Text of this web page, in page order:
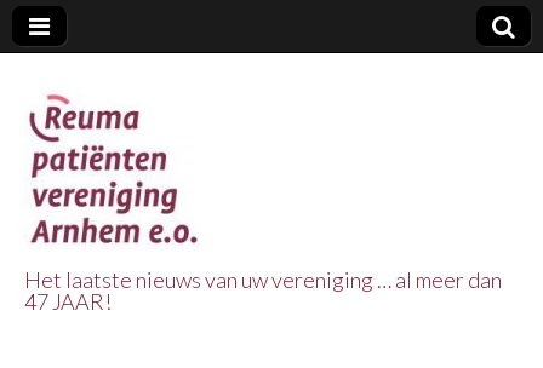
Het laatste nieuws van uw vereniging … al meer dan
47 JAAR!